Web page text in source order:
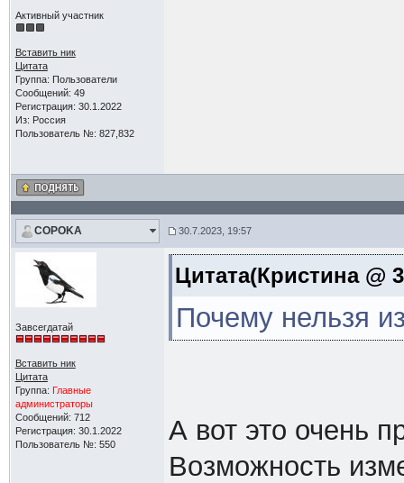
Активный участник
Вставить ник
Цитата
Группа: Пользователи
Сообщений: 49
Регистрация: 30.1.2022
Из: Россия
Пользователь №: 827,832
COPOKA 30.7.2023, 19:57
Завсегдатай
Вставить ник
Цитата
Группа: Главные
администраторы
Сообщений: 712
Регистрация: 30.1.2022
Пользователь №: 550
Цитата(Кристина @
Почему нельзя
А вот это очень
Возможность